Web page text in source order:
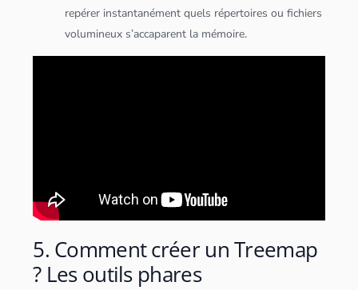
repérer instantanément quels répertoires ou fichiers
volumineux s’accaparent la mémoire.
5. Comment créer un Treemap
? Les outils phares